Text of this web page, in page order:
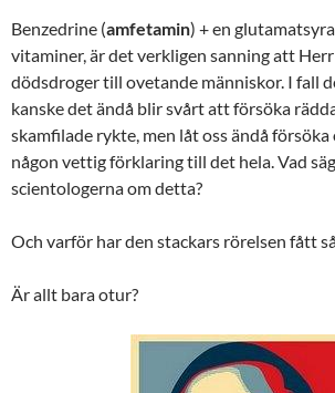
Benzedrine (amfetamin) + en
vitaminer, är det verkligen sanning att
dödsdroger till ovetande människor. I fall
kanske det ändå blir svårt att försöka
skamfilade rykte, men låt oss ändå försöka
någon vettig förklaring till det hela. Vad
scientologerna om detta?
Och varför har den stackars rörelsen fått
Är allt bara otur?